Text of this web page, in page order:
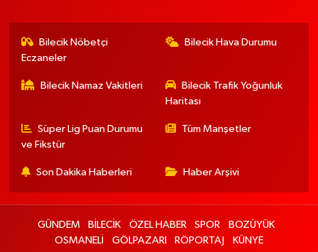
Bilecik Nöbetçi
Eczaneler
Bilecik Hava Durumu
Bilecik Namaz Vakitleri
Bilecik Trafik Yoğunluk
Haritası
Süper Lig Puan Durumu
ve Fikstür
Tüm Manşetler
Son Dakika Haberleri Haber Arşivi
GÜNDEM BİLECİK ÖZEL HABER SPOR
BOZÜYÜK
OSMANELİ
GÖLPAZARI RÖPORTAJ KÜNYE